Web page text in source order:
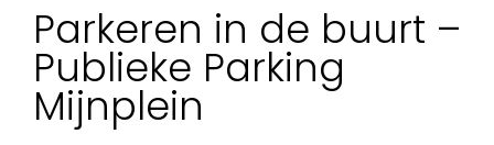
Parkeren in de buurt –
Publieke Parking
Mijnplein